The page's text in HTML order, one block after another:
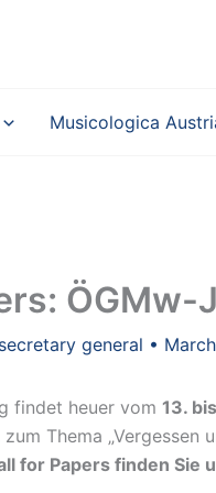
Musicologica
secretary general •
findet heuer vom 13.
zum Thema „Vergessen
for Papers finden Sie